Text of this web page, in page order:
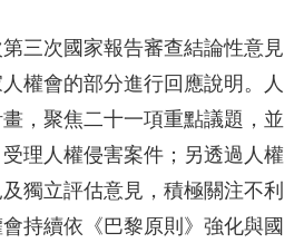
三次國家報告審查結論性意見
權會的部分進行回應說明。人
，聚焦二十一項重點議題，並
理人權侵害案件；另透過人權
獨立評估意見，積極關注不利
持續依《巴黎原則》強化與國